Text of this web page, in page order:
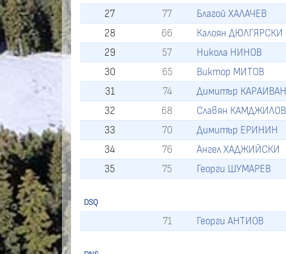
27 77 Благой ХАЛАЧЕВ
28 66 Калоян ДЮЛГЯРСКИ
29 57 Никола НИНОВ
30 65 Виктор МИТОВ
31 74 Димитър
32 68 Славян КАМДЖИЛОВ
33 70 Димитър ЕРИНИН
34 76 Ангел ХАДЖИЙСКИ
35 75 Георги ШУМАРЕВ
DSQ
71 Георги АНТИОВ